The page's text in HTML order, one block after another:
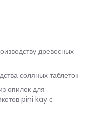
древесных
соляных таблеток
опилок для
pini kay с